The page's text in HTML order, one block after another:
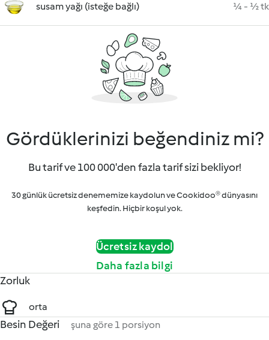
susam yağı (isteğe bağlı) ¼ - ½ tk
Gördüklerinizi beğendiniz mi?
Bu tarif ve 100 000'den fazla tarif sizi bekliyor!
30 günlük ücretsiz denememize kaydolun ve Cookidoo® dünyasını
keşfedin. Hiçbir koşul yok.
Ücretsiz kaydol
Daha fazla bilgi
Zorluk
orta
Besin Değeri şuna göre 1 porsiyon